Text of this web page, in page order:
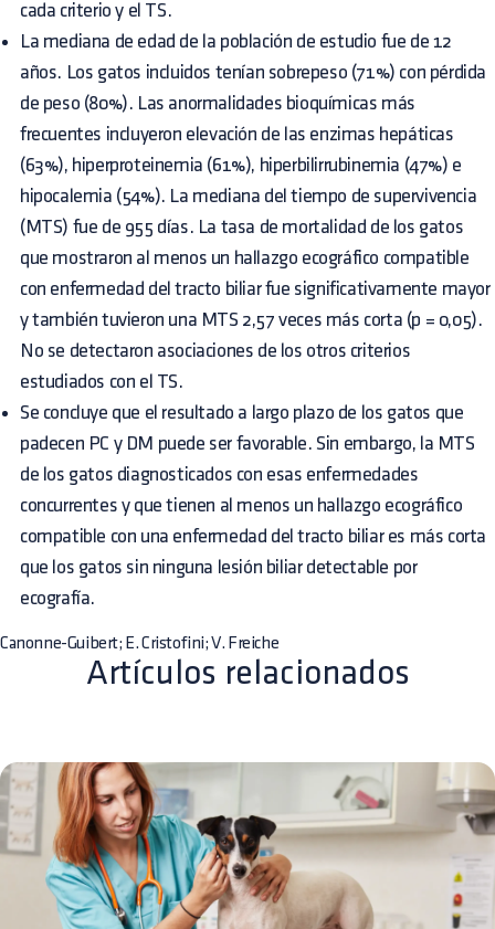
cada criterio y el TS.
La mediana de edad de la población de estudio fue de 12
años. Los gatos incluidos tenían sobrepeso (71%) con pérdida
de peso (80%). Las anormalidades bioquímicas más
frecuentes incluyeron elevación de las enzimas hepáticas
(63%), hiperproteinemia (61%), hiperbilirrubinemia (47%) e
hipocalemia (54%). La mediana del tiempo de supervivencia
(MTS) fue de 955 días. La tasa de mortalidad de los gatos
que mostraron al menos un hallazgo ecográfico compatible
con enfermedad del tracto biliar fue significativamente mayor
y también tuvieron una MTS 2,57 veces más corta (p = 0,05).
No se detectaron asociaciones de los otros criterios
estudiados con el TS.
Se concluye que el resultado a largo plazo de los gatos que
padecen PC y DM puede ser favorable. Sin embargo, la MTS
de los gatos diagnosticados con esas enfermedades
concurrentes y que tienen al menos un hallazgo ecográfico
compatible con una enfermedad del tracto biliar es más corta
que los gatos sin ninguna lesión biliar detectable por
ecografía.
Canonne-Guibert; E. Cristofini; V. Freiche
Artículos relacionados